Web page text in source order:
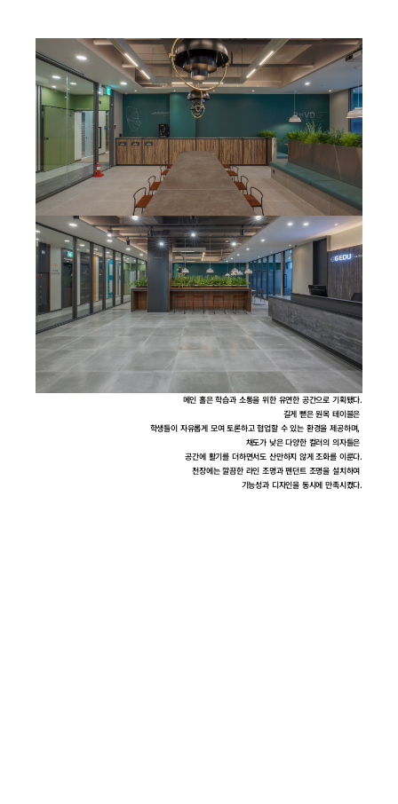
메인 홀은 학습과 소통을 위한 유연한 공간으로 기획됐다.
길게 뻗은 원목 테이블은
학생들이 자유롭게 모여 토론하고 협업할 수 있는 환경을 제공하며,
채도가 낮은 다양한 컬러의 의자들은
공간에 활기를 더하면서도 산만하지 않게 조화를 이룬다.
천장에는 깔끔한 라인 조명과 펜던트 조명을 설치하여
기능성과 디자인을 동시에 만족시켰다.